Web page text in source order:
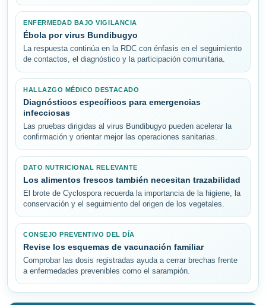
ENFERMEDAD BAJO VIGILANCIA
Ébola por virus Bundibugyo
La respuesta continúa en la RDC con énfasis en el seguimiento
de contactos, el diagnóstico y la participación comunitaria.
HALLAZGO MÉDICO DESTACADO
Diagnósticos específicos para emergencias
infecciosas
Las pruebas dirigidas al virus Bundibugyo pueden acelerar la
confirmación y orientar mejor las operaciones sanitarias.
DATO NUTRICIONAL RELEVANTE
Los alimentos frescos también necesitan trazabilidad
El brote de Cyclospora recuerda la importancia de la higiene, la
conservación y el seguimiento del origen de los vegetales.
CONSEJO PREVENTIVO DEL DÍA
Revise los esquemas de vacunación familiar
Comprobar las dosis registradas ayuda a cerrar brechas frente
a enfermedades prevenibles como el sarampión.